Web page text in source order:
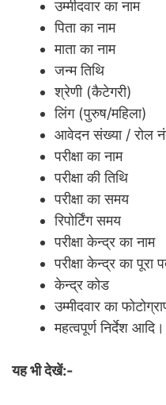
उम्मीदवार का नाम
पिता का नाम
माता का नाम
जन्म तिथि
श्रेणी (कैटेगरी)
लिंग (पुरुष/महिला)
आवेदन संख्या / रोल
परीक्षा का नाम
परीक्षा की तिथि
परीक्षा का समय
रिपोर्टिंग समय
परीक्षा केन्द्र का नाम
परीक्षा केन्द्र का पूरा
केन्द्र कोड
उम्मीदवार का
महत्वपूर्ण निर्देश आदि।
यह भी देखें:-